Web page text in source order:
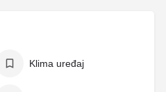
Klima uređaj